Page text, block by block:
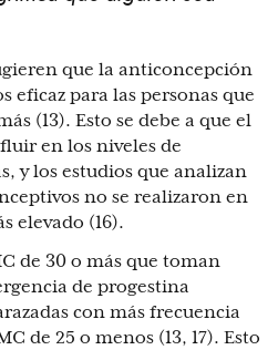
que la anticoncepción
eficaz para las personas que
(13). Esto se debe a que el
en los niveles de
y los estudios que analizan
no se realizaron en
elevado (16).
de 30 o más que toman
de progestina
con más frecuencia
de 25 o menos (13, 17). Esto